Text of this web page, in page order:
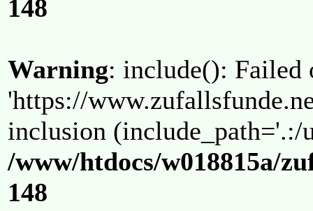
148
Warning: include(): Failed
'https://
inclusion (include_path='.:/
/www/htdocs/w018815a/
148